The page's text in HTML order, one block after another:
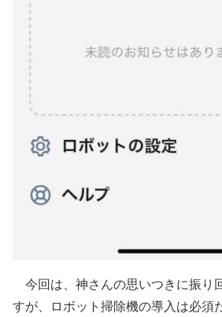
今回は、神さんの思いつきに振り
すが、ロボット掃除機の導入は必須